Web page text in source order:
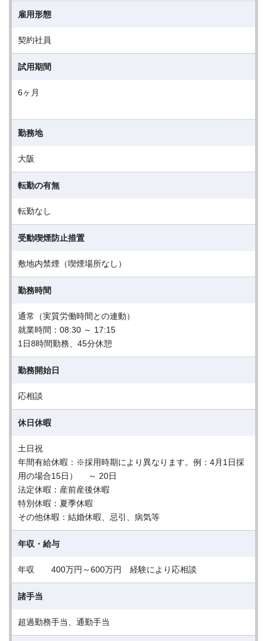
雇用形態
契約社員
試用期間
6ヶ月
勤務地
大阪
転勤の有無
転勤なし
受動喫煙防止措置
敷地内禁煙（喫煙場所なし）
勤務時間
通常（実質労働時間との連動）
就業時間：08:30 ～ 17:15
1日8時間勤務、45分休憩
勤務開始日
応相談
休日休暇
土日祝
年間有給休暇：※採用時期により異なります。例：4月1日採
用の場合15日） ～ 20日
法定休暇：産前産後休暇
特別休暇：夏季休暇
その他休暇：結婚休暇、忌引、病気等
年収・給与
年収 400万円～600万円 経験により応相談
諸手当
超過勤務手当、通勤手当